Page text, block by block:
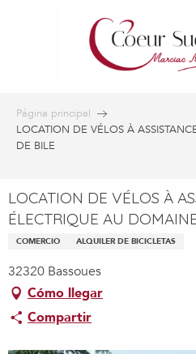
Página principal
LOCATION DE VÉLOS À
DE BILE
LOCATION DE VÉLOS À
ÉLECTRIQUE AU
COMERCIO ALQUILER DE BICICLETAS
32320 Bassoues
Cómo llegar
Compartir